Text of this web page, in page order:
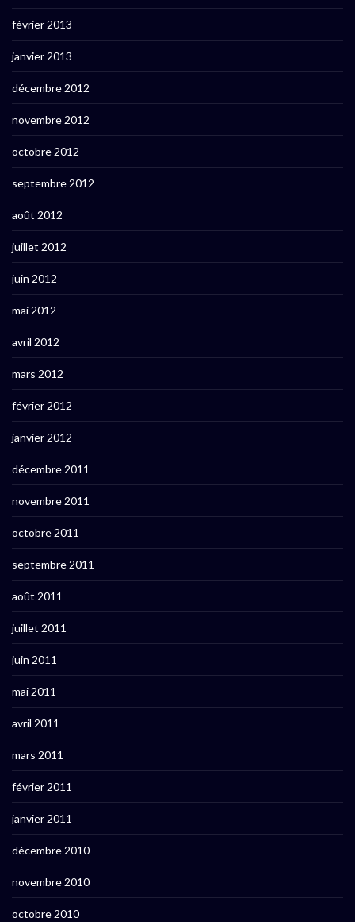
février 2013
janvier 2013
décembre 2012
novembre 2012
octobre 2012
septembre 2012
août 2012
juillet 2012
juin 2012
mai 2012
avril 2012
mars 2012
février 2012
janvier 2012
décembre 2011
novembre 2011
octobre 2011
septembre 2011
août 2011
juillet 2011
juin 2011
mai 2011
avril 2011
mars 2011
février 2011
janvier 2011
décembre 2010
novembre 2010
octobre 2010